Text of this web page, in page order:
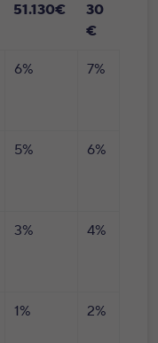
51.130€
30
€
6% 7%
5% 6%
3% 4%
1% 2%